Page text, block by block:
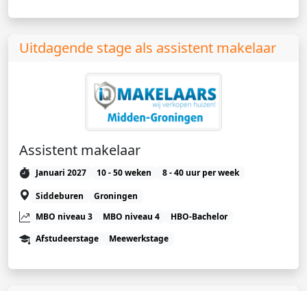
Uitdagende stage als assistent makelaar
Assistent makelaar
Januari 2027 10 - 50 weken
8 - 40 uur per week
Siddeburen
Groningen
MBO niveau 3
MBO niveau 4
HBO-Bachelor
Afstudeerstage
Meewerkstage